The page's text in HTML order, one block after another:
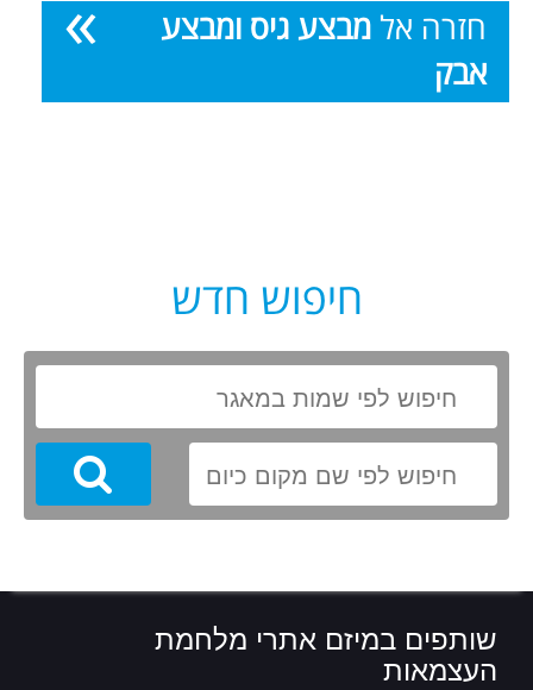
חזרה אל מבצע גיס ומבצע
אבק
חיפוש חדש
Search
שותפים במיזם אתרי מלחמת
העצמאות